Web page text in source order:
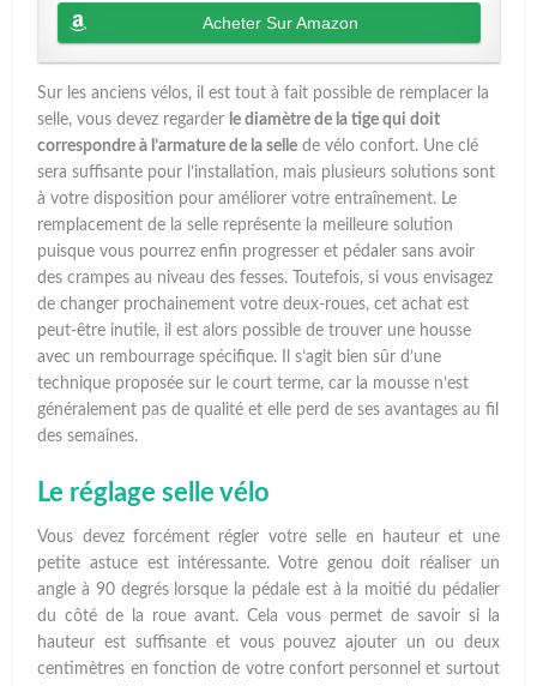
Acheter Sur Amazon
Sur les anciens vélos, il est tout à fait possible de remplacer la
selle, vous devez regarder le diamètre de la tige qui doit
correspondre à l’armature de la selle de vélo confort. Une clé
sera suffisante pour l’installation, mais plusieurs solutions sont
à votre disposition pour améliorer votre entraînement. Le
remplacement de la selle représente la meilleure solution
puisque vous pourrez enfin progresser et pédaler sans avoir
des crampes au niveau des fesses. Toutefois, si vous envisagez
de changer prochainement votre deux-roues, cet achat est
peut-être inutile, il est alors possible de trouver une housse
avec un rembourrage spécifique. Il s’agit bien sûr d’une
technique proposée sur le court terme, car la mousse n’est
généralement pas de qualité et elle perd de ses avantages au fil
des semaines.
Le réglage selle vélo
Vous devez forcément régler votre selle en hauteur et une
petite astuce est intéressante. Votre genou doit réaliser un
angle à 90 degrés lorsque la pédale est à la moitié du pédalier
du côté de la roue avant. Cela vous permet de savoir si la
hauteur est suffisante et vous pouvez ajouter un ou deux
centimètres en fonction de votre confort personnel et surtout